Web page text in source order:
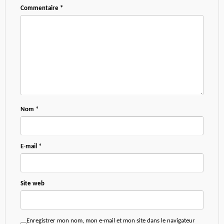
Commentaire *
Nom *
E-mail *
Site web
Enregistrer mon nom, mon e-mail et mon site dans le navigateur